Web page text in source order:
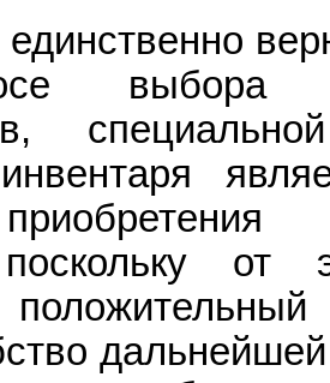
выбора
от